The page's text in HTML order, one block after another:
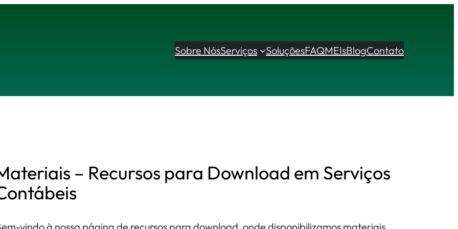
Sobre NósServiços SoluçõesFAQMEIsBlogContato
– Recursos para Download em Serviços